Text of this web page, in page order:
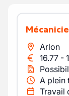
Arlon
16.77 -
A plein
Travail